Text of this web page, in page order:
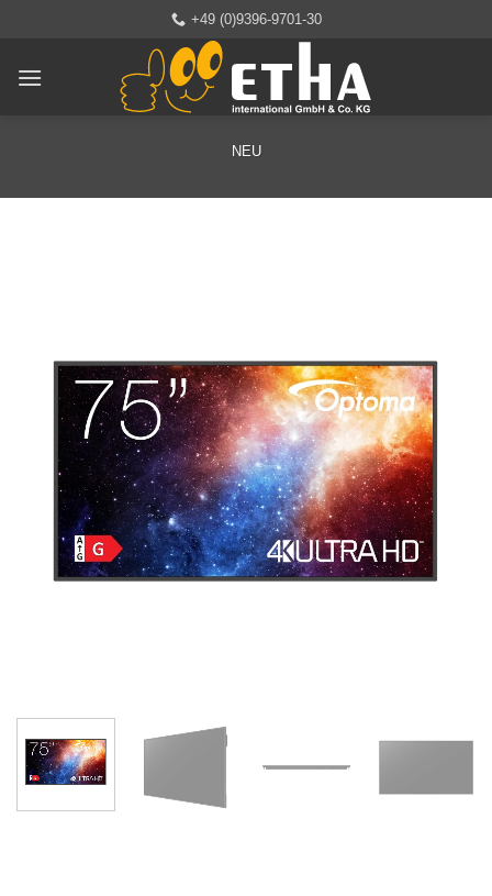
springen
+49 (0)9396-9701-30
NEU